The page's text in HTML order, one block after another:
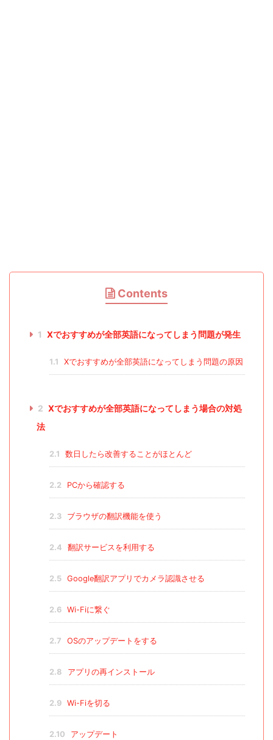
Contents
1 Xでおすすめが全部英語になってしまう問題が発生
1.1 Xでおすすめが全部英語になってしまう問題の原因
2 Xでおすすめが全部英語になってしまう場合の対処
法
2.1 数日したら改善することがほとんど
2.2 PCから確認する
2.3 ブラウザの翻訳機能を使う
2.4 翻訳サービスを利用する
2.5 Google翻訳アプリでカメラ認識させる
2.6 Wi-Fiに繋ぐ
2.7 OSのアップデートをする
2.8 アプリの再インストール
2.9 Wi-Fiを切る
2.10 アップデート